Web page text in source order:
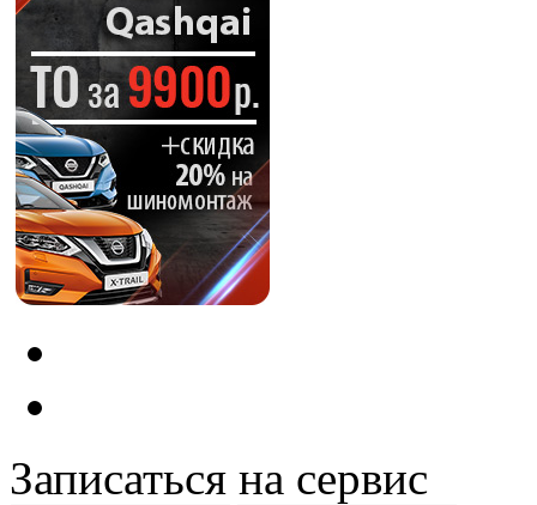
Записаться на сервис